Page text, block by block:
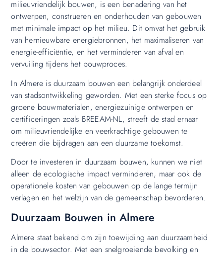
milieuvriendelijk bouwen, is een benadering van het
ontwerpen, construeren en onderhouden van gebouwen
met minimale impact op het milieu. Dit omvat het gebruik
van hernieuwbare energiebronnen, het maximaliseren van
energie-efficiëntie, en het verminderen van afval en
vervuiling tijdens het bouwproces.
In Almere is duurzaam bouwen een belangrijk onderdeel
van stadsontwikkeling geworden. Met een sterke focus op
groene bouwmaterialen, energiezuinige ontwerpen en
certificeringen zoals BREEAM-NL, streeft de stad ernaar
om milieuvriendelijke en veerkrachtige gebouwen te
creëren die bijdragen aan een duurzame toekomst.
Door te investeren in duurzaam bouwen, kunnen we niet
alleen de ecologische impact verminderen, maar ook de
operationele kosten van gebouwen op de lange termijn
verlagen en het welzijn van de gemeenschap bevorderen.
Duurzaam Bouwen in Almere
Almere staat bekend om zijn toewijding aan duurzaamheid
in de bouwsector. Met een snelgroeiende bevolking en